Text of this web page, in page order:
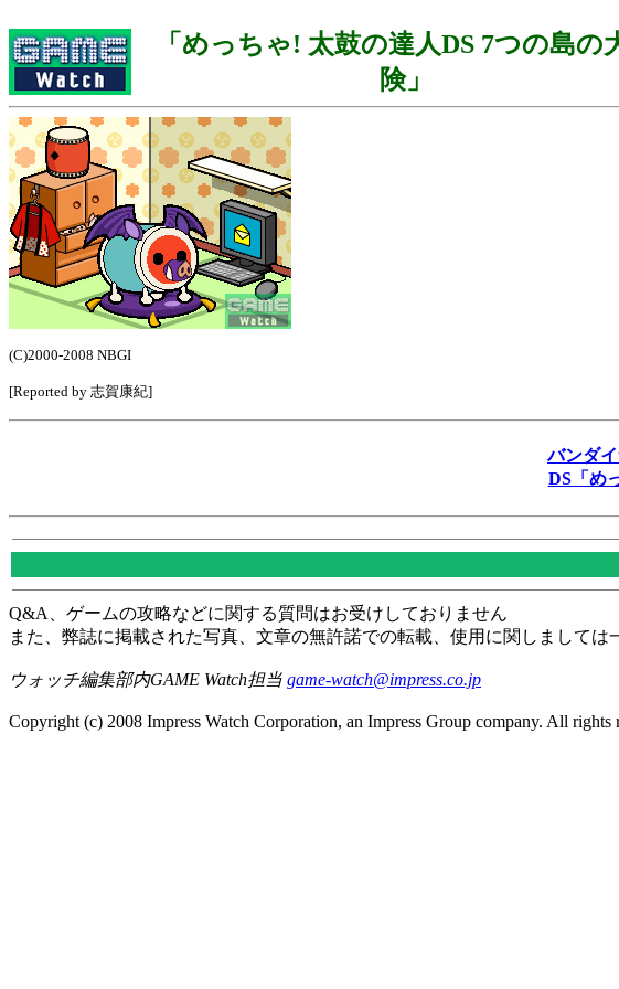
「めっちゃ! 太鼓の達人DS 7つの島の
険」
(C)2000-2008 NBGI
[Reported by 志賀康紀]
バンダ
DS「め
Q&A、ゲームの攻略などに関する質問はお受けしておりません
また、弊誌に掲載された写真、文章の無許諾での転載、使用に関しましては
ウォッチ編集部内GAME Watch担当 game-watch@impress.co.jp
Copyright (c) 2008 Impress Watch Corporation, an Impress Group company. All rights